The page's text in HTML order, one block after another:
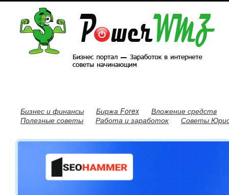
Бизнес и финансы Биржа Forex
Вложение средств
Полезные советы
Работа и заработок Советы